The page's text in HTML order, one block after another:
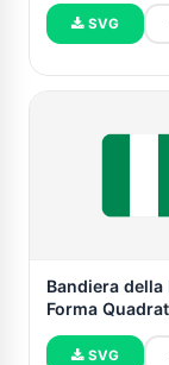
SVG
Bandiera della
Forma
Arrotondata
SVG